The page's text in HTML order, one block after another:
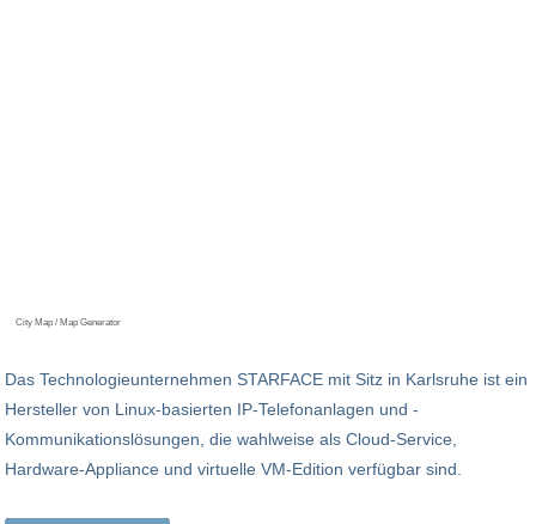
City Map / Map Generator
Das Technologieunternehmen STARFACE mit Sitz in Karlsruhe ist ein
Hersteller von Linux-basierten IP-Telefonanlagen und -
Kommunikationslösungen, die wahlweise als Cloud-Service,
Hardware-Appliance und virtuelle VM-Edition verfügbar sind.